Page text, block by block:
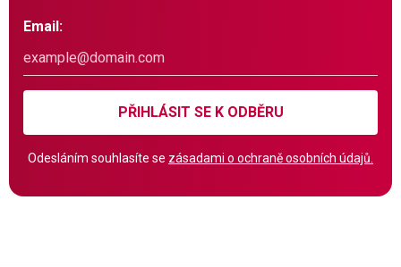
Email:
PŘIHLÁSIT SE K ODBĚRU
Odesláním souhlasíte se zásadami o ochraně osobních údajů.